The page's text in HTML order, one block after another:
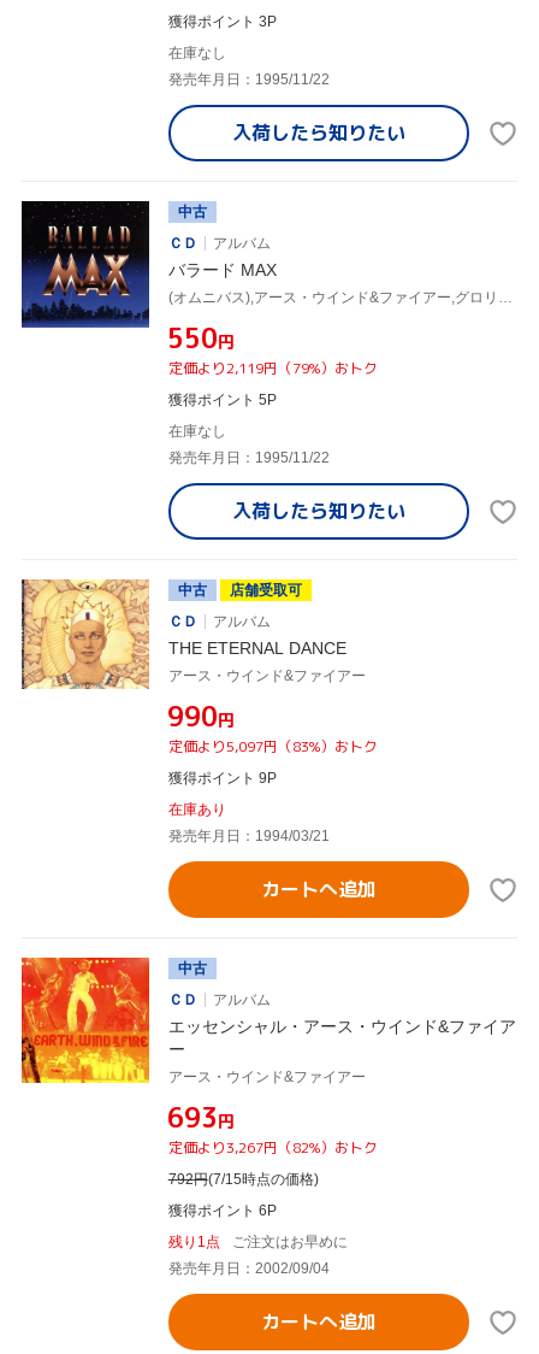
獲得ポイント 3P
在庫なし
発売年月日：1995/11/22
入荷したら知りたい
中古
ＣＤ
アルバム
バラード MAX
(オムニバス),アース・ウインド&ファイアー,グロリア・エステファン,ジョージ・マイケル,ジャーニー,ボズ・スキャッグス,ダン・フォーゲルバーグ,REOスピードワゴン
¥550円
定価より2,119円（79%）おトク
獲得ポイント 5P
在庫なし
発売年月日：1995/11/22
入荷したら知りたい
中古
店舗受取可
ＣＤ
アルバム
THE ETERNAL DANCE
アース・ウインド&ファイアー
¥990円
定価より5,097円（83%）おトク
獲得ポイント 9P
在庫あり
発売年月日：1994/03/21
カートへ追加
中古
ＣＤ
アルバム
エッセンシャル・アース・ウインド&ファイア
ー
アース・ウインド&ファイアー
¥693円
定価より3,267円（82%）おトク
792円(7/15時点の価格)
獲得ポイント 6P
残り1点
ご注文はお早めに
発売年月日：2002/09/04
カートへ追加